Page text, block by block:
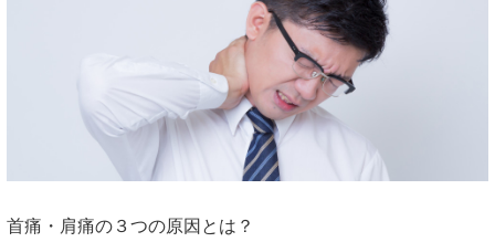
首痛・肩痛の３つの原因とは？